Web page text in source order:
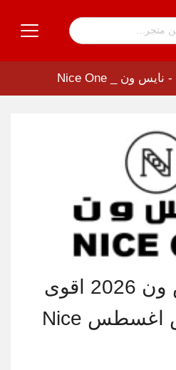
- نايس ون _ Nice One
كود خصم نايس ون 2026 اقوى
كوبونات عروض اغسطس Nice